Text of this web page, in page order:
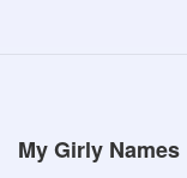
My Girly Names